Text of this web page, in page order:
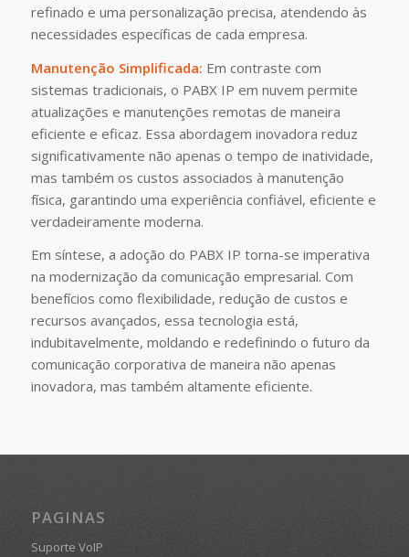
refinado e uma personalização precisa, atendendo às
necessidades específicas de cada empresa.
Manutenção Simplificada: Em contraste com
sistemas tradicionais, o PABX IP em nuvem permite
atualizações e manutenções remotas de maneira
eficiente e eficaz. Essa abordagem inovadora reduz
significativamente não apenas o tempo de inatividade,
mas também os custos associados à manutenção
física, garantindo uma experiência confiável, eficiente e
verdadeiramente moderna.
Em síntese, a adoção do PABX IP torna-se imperativa
na modernização da comunicação empresarial. Com
benefícios como flexibilidade, redução de custos e
recursos avançados, essa tecnologia está,
indubitavelmente, moldando e redefinindo o futuro da
comunicação corporativa de maneira não apenas
inovadora, mas também altamente eficiente.
PAGINAS
Suporte VoIP